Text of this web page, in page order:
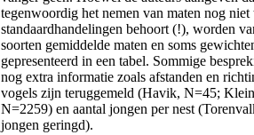
tegenwoordig het nemen van maten nog niet
standaardhandelingen behoort (!), worden
soorten gemiddelde maten en soms
gepresenteerd in een tabel. Sommige
nog extra informatie zoals afstanden en
vogels zijn teruggemeld (Havik, N=45;
N=2259) en aantal jongen per nest
jongen geringd).